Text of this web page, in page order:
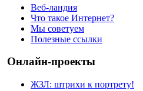
Веб-ландия
Что такое Интернет?
Мы советуем
Полезные ссылки
Онлайн-проекты
ЖЗЛ: штрихи к портрету!